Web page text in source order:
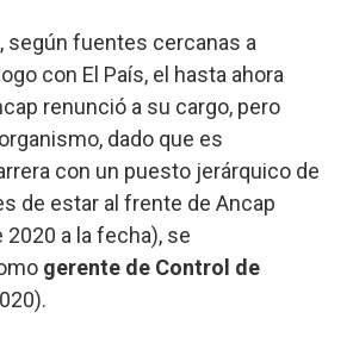
según fuentes cercanas a
con El País, el hasta ahora
renunció a su cargo, pero
dado que es
con un puesto jerárquico de
de estar al frente de Ancap
a la fecha), se
gerente de Control de